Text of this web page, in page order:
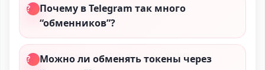
Почему в Telegram так много
“обменников”?
Можно ли обменять токены через